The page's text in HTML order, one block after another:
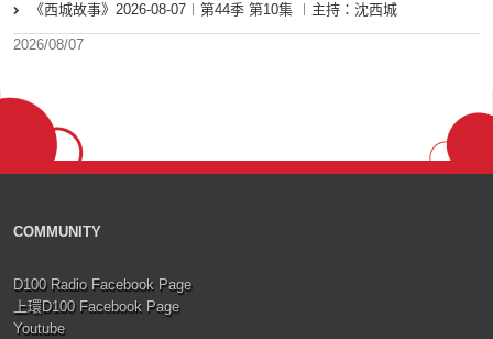
《西城故事》2026-08-07︱第44季 第10集 ︱主持：沈西城
2026/08/07
COMMUNITY
D100 Radio Facebook Page
上環D100 Facebook Page
Youtube